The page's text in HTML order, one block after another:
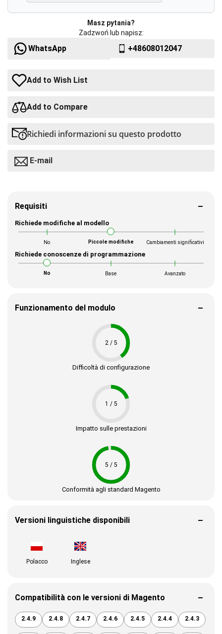
Masz pytania?
Zadzwoń lub napisz:
WhatsApp +48608012047
Add to Wish List
Add to Compare
Richiedi informazioni su questo prodotto
E-mail
Requisiti
Richiede modifiche al modello
No Piccole modifiche Cambiamenti significativi
Richiede conoscenze di programmazione
No Base Avanzato
Funzionamento del modulo
2 / 5
Difficoltà di configurazione
1 / 5
Impatto sulle prestazioni
5 / 5
Conformità agli standard Magento
Versioni linguistiche disponibili
Polacco Inglese
Compatibilità con le versioni di Magento
2.4.9 2.4.8 2.4.7 2.4.6 2.4.5 2.4.4 2.4.3